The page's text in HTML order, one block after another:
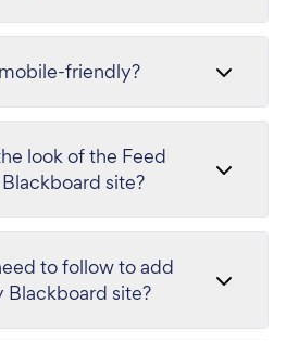
friendly?
look of the Feed
site?
to follow to add
Blackboard site?